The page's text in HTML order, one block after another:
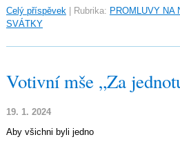
Celý příspěvek Rubrika: PROMLUVY NA
SVÁTKY
Votivní mše „Za
19. 1. 2024
Aby všichni byli jedno